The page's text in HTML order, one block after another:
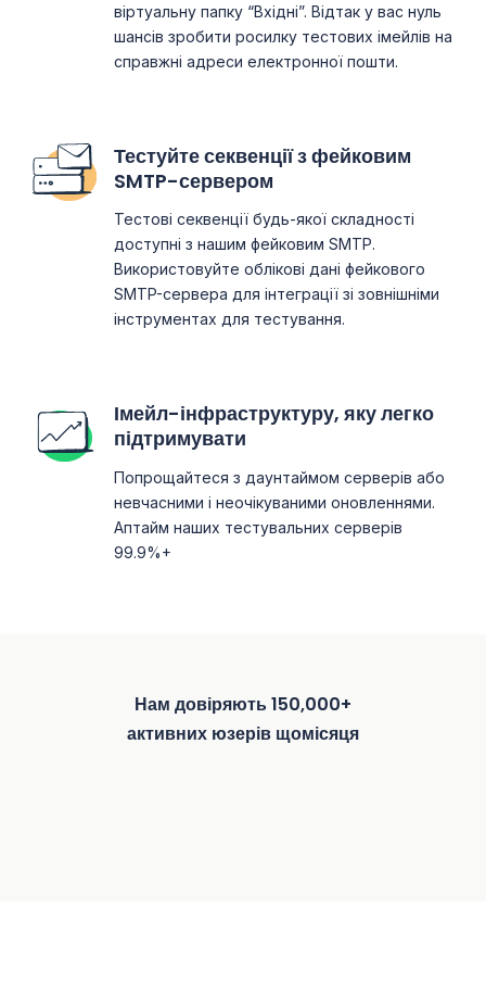
віртуальну папку “Вхідні”. Відтак у вас нуль
шансів зробити росилку тестових імейлів на
справжні адреси електронної пошти.
Тестуйте секвенції з фейковим
SMTP-сервером
Тестові секвенції будь-якої складності
доступні з нашим фейковим SMTP.
Використовуйте облікові дані фейкового
SMTP-сервера для інтеграції зі зовнішніми
інструментах для тестування.
Імейл-інфраструктуру, яку легко
підтримувати
Попрощайтеся з даунтаймом серверів або
невчасними і неочікуваними оновленнями.
Аптайм наших тестувальних серверів
99.9%+
Нам довіряють 150,000+
активних юзерів щомісяця